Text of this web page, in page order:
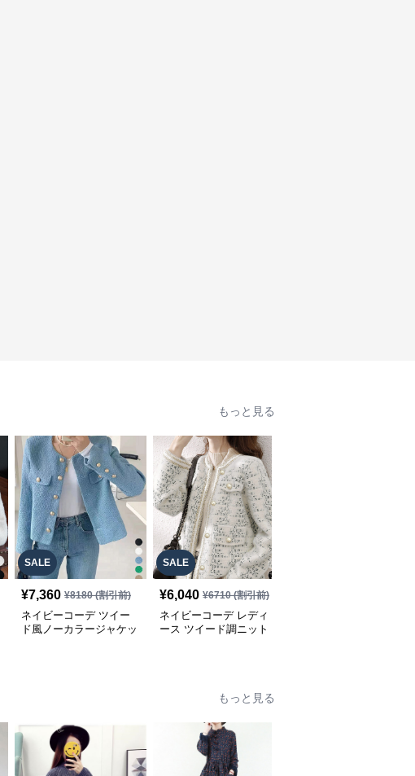
もっと見る
SALE
¥7,360 ¥8180(割引前)
ネイビーコーデ ツイー
ド風ノーカラージャケッ
SALE
¥6,040 ¥6710(割引前)
ネイビーコーデ レディ
ース ツイード調ニット
もっと見る